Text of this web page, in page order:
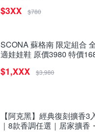
$3XX $780
SCONA 蘇格南 限定組合
適娃娃鞋 原價3980 特價
$1,XXX $3,980
【阿克黑】經典復刻擴香3
｜8款香調任選｜居家擴香